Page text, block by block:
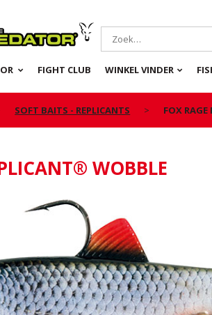
FIGHT CLUB WINKEL VINDER
SOFT BAITS - REPLICANTS FOX
WOBBLE